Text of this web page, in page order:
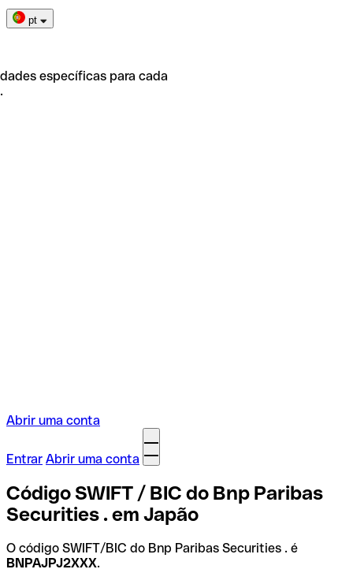
pt
específicas para cada
Abrir uma conta
Entrar Abrir uma conta
Código SWIFT / BIC do Bnp Paribas
Securities . em Japão
O código SWIFT/BIC do Bnp Paribas Securities . é
BNPAJPJ2XXX.